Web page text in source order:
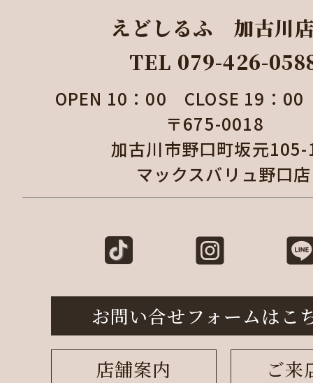
えどしるふ 加古
TEL 079-426-
OPEN 10：00 CLOSE 19：
〒675-0018
加古川市野口町坂元
マックスバリュ野口店
お問い合せフォームはこ
店舗案内 ご来